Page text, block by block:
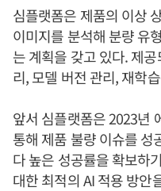
심플랫폼은 제품의 이상
이미지를 분석해 분량 유
는 계획을 갖고 있다. 제
리, 모델 버전 관리, 재학
앞서 심플랫폼은 2023년
통해 제품 불량 이슈를 성
다 높은 성공률을 확보하
대한 최적의 AI 적용 방안